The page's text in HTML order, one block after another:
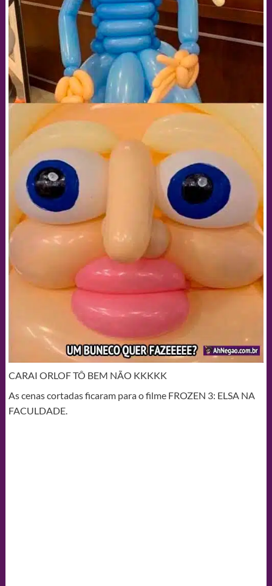
CARAI ORLOF TÔ BEM NÃO KKKKK
As cenas cortadas ficaram para o filme FROZEN 3: ELSA NA
FACULDADE.